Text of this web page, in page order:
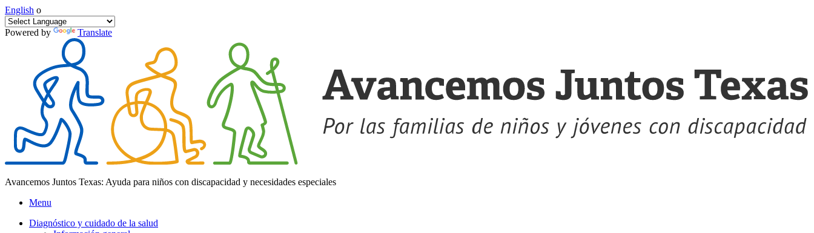
English o
Powered by Translate
Avancemos Juntos Texas: Ayuda para niños con discapacidad y necesidades especiales
Menu
Diagnóstico y cuidado de la salud